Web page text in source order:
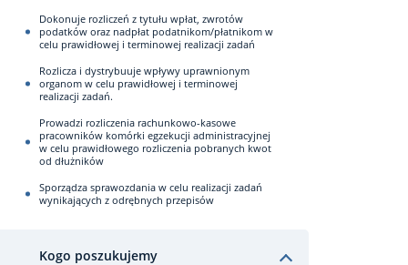
Dokonuje rozliczeń z tytułu wpłat, zwrotów
podatków oraz nadpłat podatnikom/płatnikom w
celu prawidłowej i terminowej realizacji zadań
Rozlicza i dystrybuuje wpływy uprawnionym
organom w celu prawidłowej i terminowej
realizacji zadań.
Prowadzi rozliczenia rachunkowo-kasowe
pracowników komórki egzekucji administracyjnej
w celu prawidłowego rozliczenia pobranych kwot
od dłużników
Sporządza sprawozdania w celu realizacji zadań
wynikających z odrębnych przepisów
Kogo poszukujemy